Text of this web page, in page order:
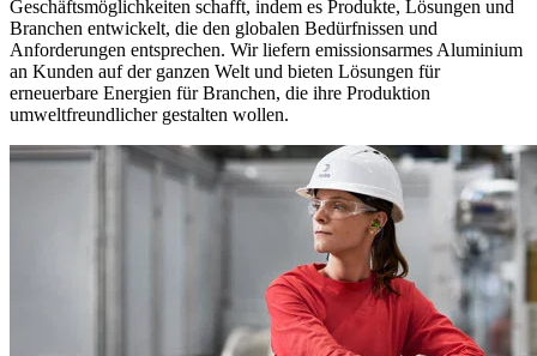
Geschäftsmöglichkeiten schafft, indem es Produkte, Lösungen und
Branchen entwickelt, die den globalen Bedürfnissen und
Anforderungen entsprechen. Wir liefern emissionsarmes Aluminium
an Kunden auf der ganzen Welt und bieten Lösungen für
erneuerbare Energien für Branchen, die ihre Produktion
umweltfreundlicher gestalten wollen.